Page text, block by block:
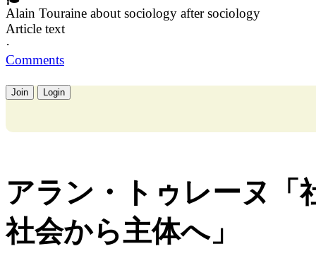
Alain Touraine about sociology after sociology
Article text
·
Comments
Join Login
アラン・トゥレーヌ「
社会から主体へ」